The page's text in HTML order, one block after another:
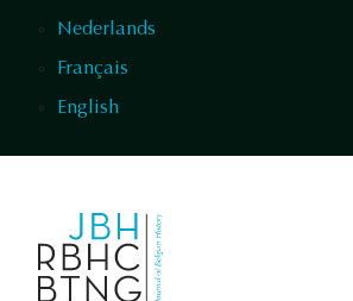
Nederlands
Français
English